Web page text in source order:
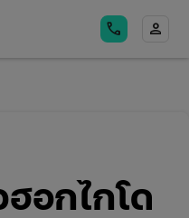
call person
อกไกโด